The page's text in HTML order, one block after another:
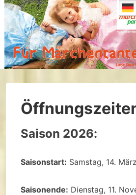
↓
Skip
to
Main
Content
Saison 2026:
Saisonstart: Samstag, 14.
Saisonende: Dienstag, 11.